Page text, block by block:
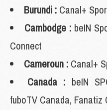
Burundi : Canal+
Cambodge : beIN
Connect
Cameroun : Canal+
Canada : beIN
fuboTV Canada, Fanatiz